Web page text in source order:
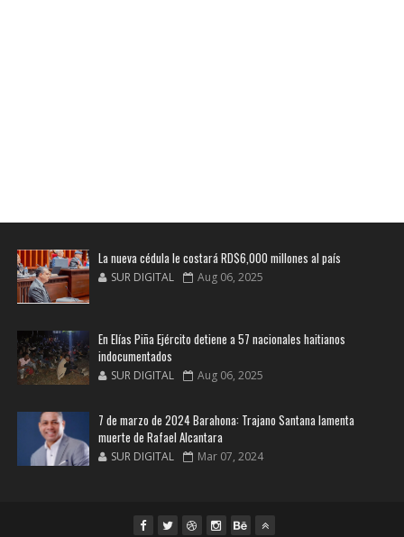
La nueva cédula le costará RD$6,000 millones al país
SUR DIGITAL Aug 06, 2025
En Elías Piña Ejército detiene a 57 nacionales haitianos
indocumentados
SUR DIGITAL Aug 06, 2025
7 de marzo de 2024 Barahona: Trajano Santana lamenta
muerte de Rafael Alcantara
SUR DIGITAL Mar 07, 2024